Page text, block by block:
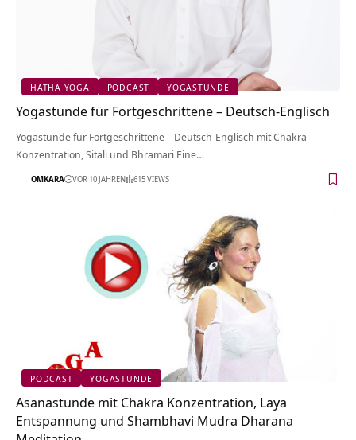
HATHA YOGA PODCAST YOGASTUNDE
Yogastunde für Fortgeschrittene – Deutsch-Englisch
Yogastunde für Fortgeschrittene – Deutsch-Englisch mit Chakra
Konzentration, Sitali und Bhramari Eine…
OMKARA VOR 10 JAHREN 615 VIEWS
PODCAST YOGASTUNDE
Asanastunde mit Chakra Konzentration, Laya
Entspannung und Shambhavi Mudra Dharana